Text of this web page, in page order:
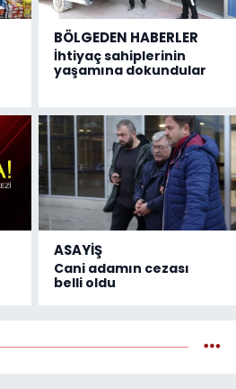
BÖLGEDEN HABERLER
İhtiyaç sahiplerinin
yaşamına dokundular
ASAYİŞ
Cani adamın cezası
belli oldu